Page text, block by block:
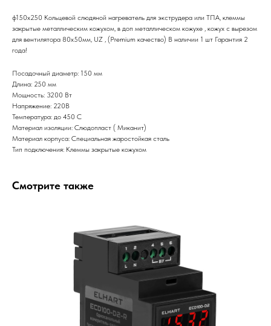
ф150х250 Кольцевой слюдяной нагреватель для экструдера или ТПА, клеммы
закрытые металлическим кожухом, в доп металлическом кожухе , кожух с вырезом
для вентилятора 80х50мм, UZ , (Premium качество) В наличии 1 шт Гарантия 2
года!
Посадочный диаметр: 150 мм
Длина: 250 мм
Мощность: 3200 Вт
Напряжение: 220В
Температура: до 450 С
Материал изоляции: Слюдопласт ( Миканит)
Материал корпуса: Специальная жаростойкая сталь
Тип подключения: Клеммы закрытые кожухом
Смотрите также